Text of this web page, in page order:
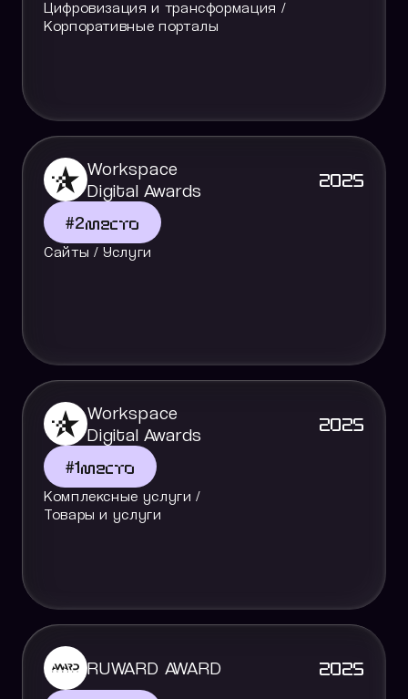
Цифровизация и трансформация /
Корпоративные порталы
Workspace
Digital Awards
2025
#2место
Сайты / Услуги
Workspace
Digital Awards
2025
#1место
Комплексные услуги /
Товары и услуги
RUWARD AWARD
2025